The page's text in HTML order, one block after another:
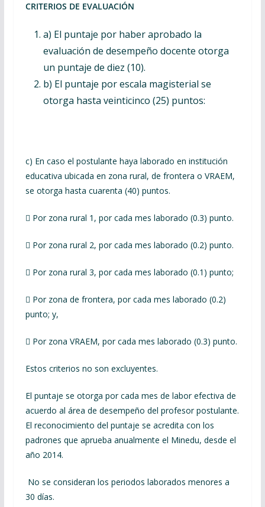
CRITERIOS DE EVALUACIÓN
a) El puntaje por haber aprobado la
evaluación de desempeño docente otorga
un puntaje de diez (10).
b) El puntaje por escala magisterial se
otorga hasta veinticinco (25) puntos:
c) En caso el postulante haya laborado en institución
educativa ubicada en zona rural, de frontera o VRAEM,
se otorga hasta cuarenta (40) puntos.
 Por zona rural 1, por cada mes laborado (0.3) punto.
 Por zona rural 2, por cada mes laborado (0.2) punto.
 Por zona rural 3, por cada mes laborado (0.1) punto;
 Por zona de frontera, por cada mes laborado (0.2)
punto; y,
 Por zona VRAEM, por cada mes laborado (0.3) punto.
Estos criterios no son excluyentes.
El puntaje se otorga por cada mes de labor efectiva de
acuerdo al área de desempeño del profesor postulante.
El reconocimiento del puntaje se acredita con los
padrones que aprueba anualmente el Minedu, desde el
año 2014.
No se consideran los periodos laborados menores a
30 días.